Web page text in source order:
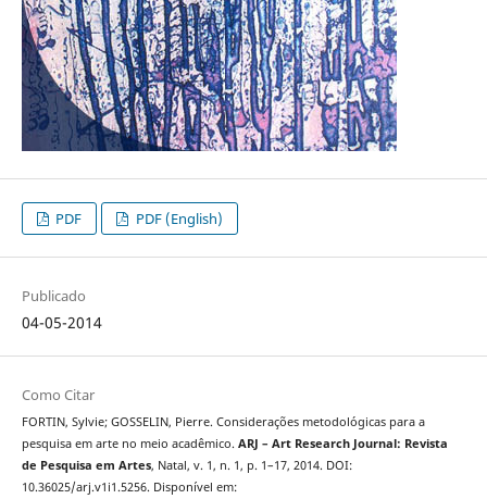
PDF PDF (English)
Publicado
04-05-2014
Como Citar
FORTIN, Sylvie; GOSSELIN, Pierre. Considerações metodológicas para a
pesquisa em arte no meio acadêmico. ARJ – Art Research Journal: Revista
de Pesquisa em Artes, Natal, v. 1, n. 1, p. 1–17, 2014. DOI:
10.36025/arj.v1i1.5256. Disponível em: